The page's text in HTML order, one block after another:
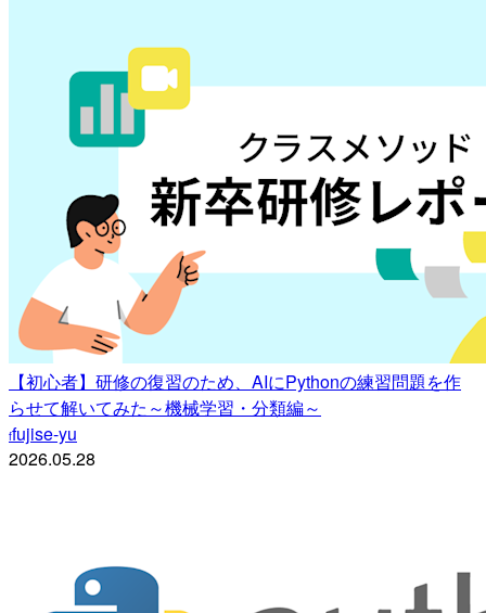
【初心者】研修の復習のため、AIにPythonの練習問題を作
らせて解いてみた～機械学習・分類編～
ffujise-yu
2026.05.28